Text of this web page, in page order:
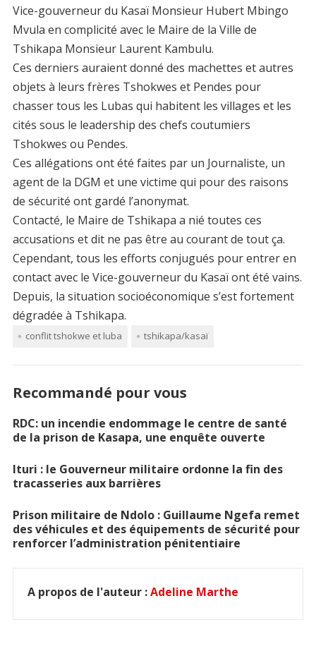
Vice-gouverneur du Kasaï Monsieur Hubert Mbingo
Mvula en complicité avec le Maire de la Ville de
Tshikapa Monsieur Laurent Kambulu.
Ces derniers auraient donné des machettes et autres
objets à leurs frères Tshokwes et Pendes pour
chasser tous les Lubas qui habitent les villages et les
cités sous le leadership des chefs coutumiers
Tshokwes ou Pendes.
Ces allégations ont été faites par un Journaliste, un
agent de la DGM et une victime qui pour des raisons
de sécurité ont gardé l’anonymat.
Contacté, le Maire de Tshikapa a nié toutes ces
accusations et dit ne pas être au courant de tout ça.
Cependant, tous les efforts conjugués pour entrer en
contact avec le Vice-gouverneur du Kasaï ont été vains.
Depuis, la situation socioéconomique s’est fortement
dégradée à Tshikapa.
conflit tshokwe et luba tshikapa/kasaï
Recommandé pour vous
RDC: un incendie endommage le centre de santé
de la prison de Kasapa, une enquête ouverte
Ituri : le Gouverneur militaire ordonne la fin des
tracasseries aux barrières
Prison militaire de Ndolo : Guillaume Ngefa remet
des véhicules et des équipements de sécurité pour
renforcer l’administration pénitentiaire
A propos de l'auteur :Adeline Marthe